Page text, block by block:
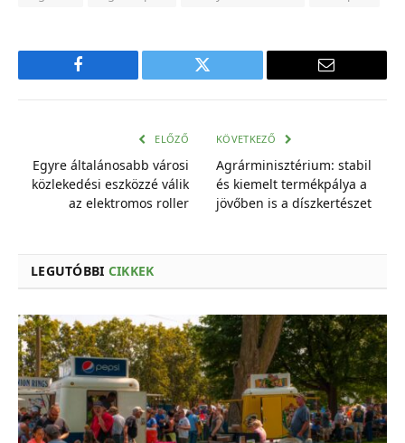
Facebook Twitter
E-
ELŐZŐ
Egyre általánosabb városi
közlekedési eszközzé válik
az elektromos roller
KÖVETKEZŐ
Agrárminisztérium: stabil
és kiemelt termékpálya a
jövőben is a díszkertészet
LEGUTÓBBI CIKKEK